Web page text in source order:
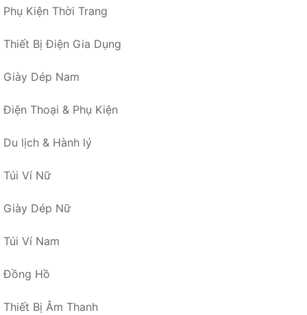
Phụ Kiện Thời Trang
Thiết Bị Điện Gia Dụng
Giày Dép Nam
Điện Thoại & Phụ Kiện
Du lịch & Hành lý
Túi Ví Nữ
Giày Dép Nữ
Túi Ví Nam
Đồng Hồ
Thiết Bị Âm Thanh